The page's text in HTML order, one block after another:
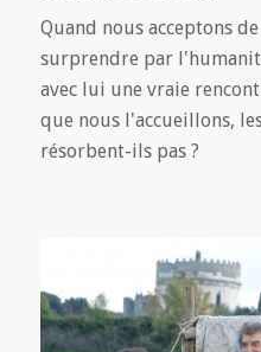
Quand nous acceptons
surprendre par
avec lui une vraie
que nous l'accueillons,
résorbent-ils pas ?